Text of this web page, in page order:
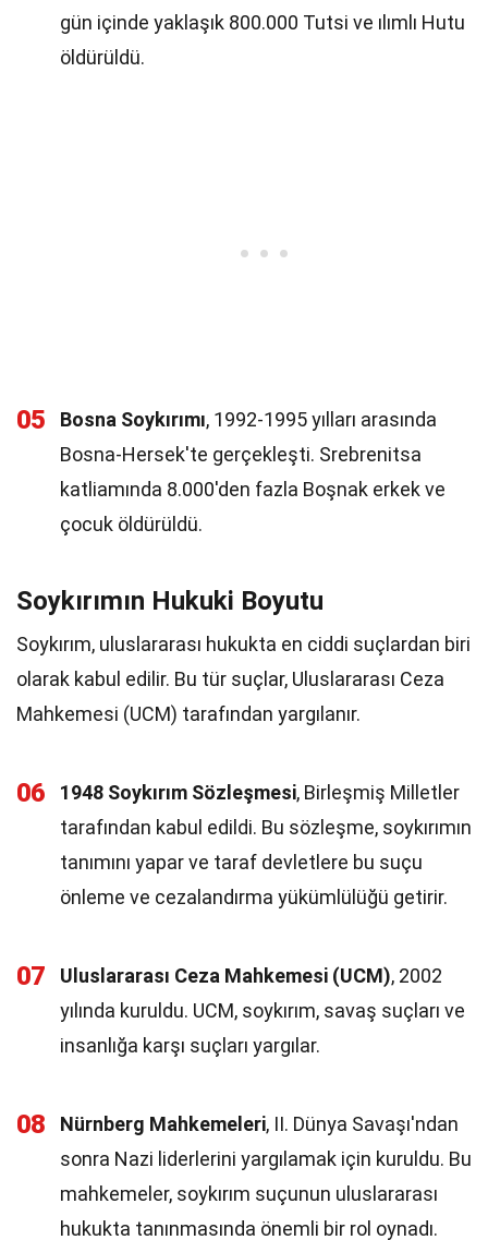
gün içinde yaklaşık 800.000 Tutsi ve ılımlı Hutu
öldürüldü.
05 Bosna Soykırımı, 1992-1995 yılları arasında
Bosna-Hersek'te gerçekleşti. Srebrenitsa
katliamında 8.000'den fazla Boşnak erkek ve
çocuk öldürüldü.
Soykırımın Hukuki Boyutu
Soykırım, uluslararası hukukta en ciddi suçlardan biri
olarak kabul edilir. Bu tür suçlar, Uluslararası Ceza
Mahkemesi (UCM) tarafından yargılanır.
06 1948 Soykırım Sözleşmesi, Birleşmiş Milletler
tarafından kabul edildi. Bu sözleşme, soykırımın
tanımını yapar ve taraf devletlere bu suçu
önleme ve cezalandırma yükümlülüğü getirir.
07 Uluslararası Ceza Mahkemesi (UCM), 2002
yılında kuruldu. UCM, soykırım, savaş suçları ve
insanlığa karşı suçları yargılar.
08 Nürnberg Mahkemeleri, II. Dünya Savaşı'ndan
sonra Nazi liderlerini yargılamak için kuruldu. Bu
mahkemeler, soykırım suçunun uluslararası
hukukta tanınmasında önemli bir rol oynadı.